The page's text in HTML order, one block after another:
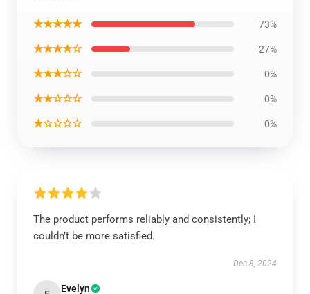
★★★★★ 73%
★★★★☆ 27%
★★★☆☆ 0%
★★☆☆☆ 0%
★☆☆☆☆ 0%
The product performs reliably and consistently; I
couldn’t be more satisfied.
Dec 8, 2024
Evelyn